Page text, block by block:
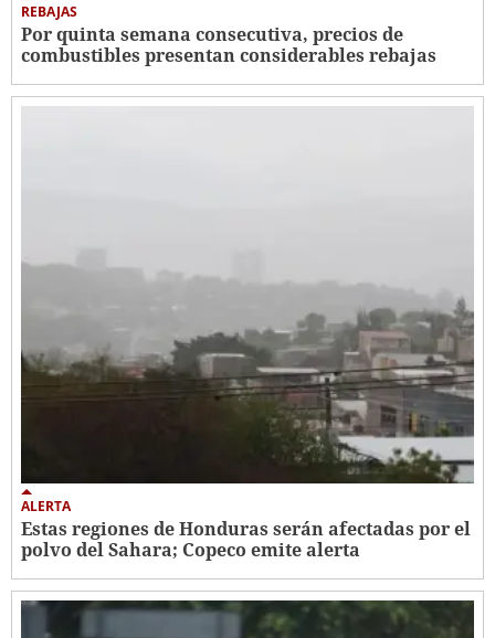
REBAJAS
Por quinta semana consecutiva, precios de
combustibles presentan considerables rebajas
ALERTA
Estas regiones de Honduras serán afectadas por el
polvo del Sahara; Copeco emite alerta